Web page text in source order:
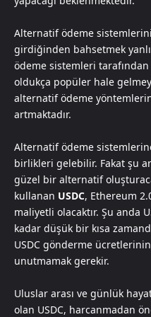
Alternatif ödeme
girdiğinden bahsetmek
ödeme sistemleri
oldukça popüler hale
alternatif ödeme
artmaktadır.
Alternatif ödeme
birlikleri gelebilir. Fakat şu
güzel bir alternatif
kullanan USDC, Ethereum
maliyetli olacaktır. Şu anda
kadar düşük bir kısa
USDC gönderme
unutmamak gerekir.
Uluslar arası ve günlük
olan USDC, harcanmadan